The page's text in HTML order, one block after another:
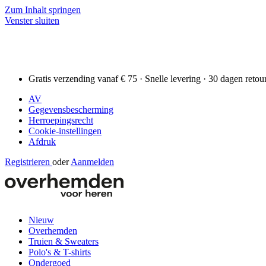
Zum Inhalt springen
Venster sluiten
Gratis verzending vanaf € 75 · Snelle levering · 30 dagen
AV
Gegevensbescherming
Herroepingsrecht
Cookie-instellingen
Afdruk
Registrieren oder Aanmelden
Nieuw
Overhemden
Truien & Sweaters
Polo's & T-shirts
Ondergoed